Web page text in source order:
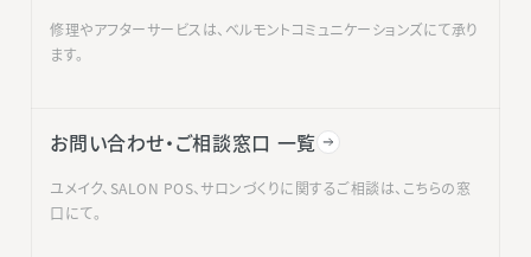
修理やアフターサービスは、ベルモントコミュニケーションズにて承り
ます。
お問い合わせ・ご相談窓口 一覧
ユメイク、SALON POS、サロンづくりに関するご相談は、こちらの窓
口にて。